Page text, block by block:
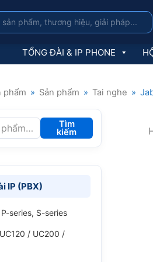
TỔNG ĐÀI & IP PHONE
phẩm » Sản phẩm » Tai nghe »
Tìm
kiếm
IP (PBX)
series, S-series
/ UC200 /